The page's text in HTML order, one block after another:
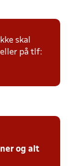
skal
eller på tlf:
og alt